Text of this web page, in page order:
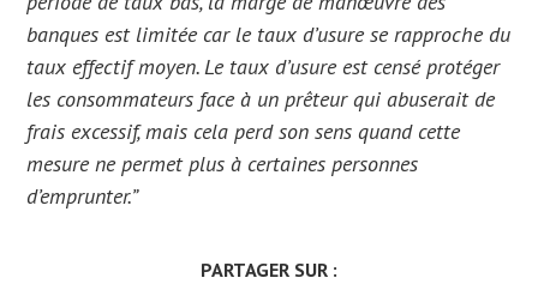
banques est limitée car le taux d’usure se rapproche du
taux effectif moyen. Le taux d’usure est censé protéger
les consommateurs face à un prêteur qui abuserait de
frais excessif, mais cela perd son sens quand cette
mesure ne permet plus à certaines personnes
d’emprunter.”